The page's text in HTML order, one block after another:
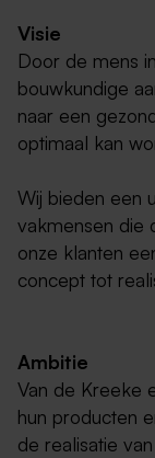
Visie
Door de mens
bouwkundige
naar een
optimaal kan
Wij bieden een
vakmensen die
onze klanten
concept tot
Ambitie
Van de Kreeke
hun producten
de realisatie